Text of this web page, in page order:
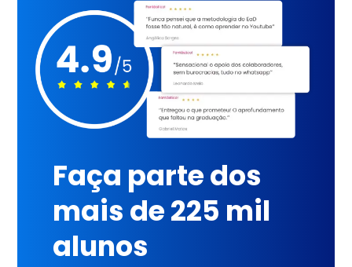
Faça parte dos
mais de 225 mil
alunos